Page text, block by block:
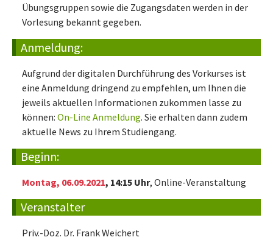
Übungsgruppen sowie die Zugangsdaten werden in der
Vorlesung bekannt gegeben.
Anmeldung:
Aufgrund der digitalen Durchführung des Vorkurses ist
eine Anmeldung dringend zu empfehlen, um Ihnen die
jeweils aktuellen Informationen zukommen lasse zu
können: On-Line Anmeldung. Sie erhalten dann zudem
aktuelle News zu Ihrem Studiengang.
Beginn:
Montag, 06.09.2021, 14:15 Uhr, Online-Veranstaltung
Veranstalter
Priv.-Doz. Dr. Frank Weichert